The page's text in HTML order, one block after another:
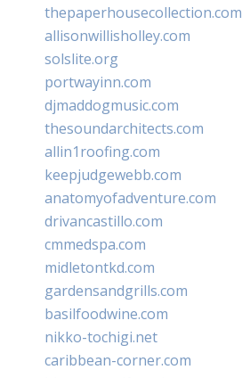
thepaperhousecollection.com
allisonwillisholley.com
solslite.org
portwayinn.com
djmaddogmusic.com
thesoundarchitects.com
allin1roofing.com
keepjudgewebb.com
anatomyofadventure.com
drivancastillo.com
cmmedspa.com
midletontkd.com
gardensandgrills.com
basilfoodwine.com
nikko-tochigi.net
caribbean-corner.com